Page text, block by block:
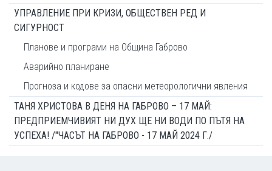
УПРАВЛЕНИЕ ПРИ КРИЗИ, ОБЩЕСТВЕН РЕД И
СИГУРНОСТ
Планове и програми на Община Габрово
Аварийно планиране
Прогноза и кодове за опасни метеорологични явления
ТАНЯ ХРИСТОВА В ДЕНЯ НА ГАБРОВО – 17 МАЙ:
ПРЕДПРИЕМЧИВИЯТ НИ ДУХ ЩЕ НИ ВОДИ ПО ПЪТЯ НА
УСПЕХА! /"ЧАСЪТ НА ГАБРОВО - 17 МАЙ 2024 Г./